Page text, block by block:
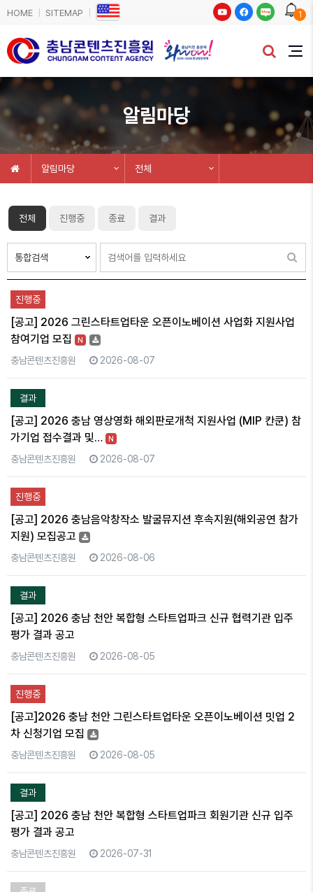
HOME SITEMAP 1
알림마당
알림마당 전체
전체 진행중 종료 결과
진행중
[공고] 2026 그린스타트업타운 오픈이노베이션 사업화 지원사업
참여기업 모집
N
충남콘텐츠진흥원 2026-08-07
결과
[공고] 2026 충남 영상영화 해외판로개척 지원사업 (MIP 칸쿤) 참
가기업 접수결과 및…
N
충남콘텐츠진흥원 2026-08-07
진행중
[공고] 2026 충남음악창작소 발굴뮤지션 후속지원(해외공연 참가
지원) 모집공고
충남콘텐츠진흥원 2026-08-06
결과
[공고] 2026 충남 천안 복합형 스타트업파크 신규 협력기관 입주
평가 결과 공고
충남콘텐츠진흥원 2026-08-05
진행중
[공고]2026 충남 천안 그린스타트업타운 오픈이노베이션 밋업 2
차 신청기업 모집
충남콘텐츠진흥원 2026-08-05
결과
[공고] 2026 충남 천안 복합형 스타트업파크 회원기관 신규 입주
평가 결과 공고
충남콘텐츠진흥원 2026-07-31